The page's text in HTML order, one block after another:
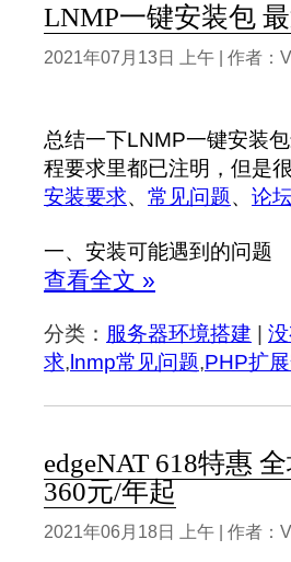
LNMP一键安装包
2021年07月13日 上午 | 作者：
总结一下LNMP一键安装
程要求里都已注明，但是
安装要求、 常见问题、 论
一、安装可能遇到的问题
查看全文 »
分类： 服务器环境搭建
求, lnmp常见问题,PHP扩
edgeNAT 618特惠
360元/年起
2021年06月18日 上午 | 作者：